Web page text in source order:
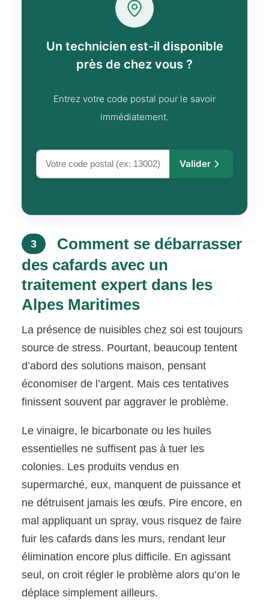
Un technicien est-il disponible
près de chez vous ?
Entrez votre code postal pour le savoir
immédiatement.
Valider
3
Comment se débarrasser
des cafards avec un
traitement expert dans les
Alpes Maritimes
La présence de nuisibles chez soi est toujours
source de stress. Pourtant, beaucoup tentent
d’abord des solutions maison, pensant
économiser de l’argent. Mais ces tentatives
finissent souvent par aggraver le problème.
Le vinaigre, le bicarbonate ou les huiles
essentielles ne suffisent pas à tuer les
colonies. Les produits vendus en
supermarché, eux, manquent de puissance et
ne détruisent jamais les œufs. Pire encore, en
mal appliquant un spray, vous risquez de faire
fuir les cafards dans les murs, rendant leur
élimination encore plus difficile. En agissant
seul, on croit régler le problème alors qu’on le
déplace simplement ailleurs.